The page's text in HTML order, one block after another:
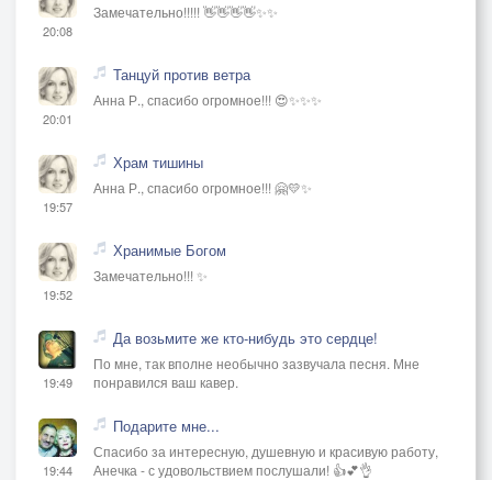
20:08
Замечательно!!!!! 👋👋👋👋✨✨
20:01
Танцуй против ветра
Анна Р., спасибо огромное!!! 😍✨✨✨
19:57
Храм тишины
Анна Р., спасибо огромное!!! 🤗💛✨
19:52
Хранимые Богом
Замечательно!!! ✨
19:49
Да возьмите же кто-нибудь это сердце!
По мне, так вполне необычно зазвучала песня. Мне
понравился ваш кавер.
19:44
Подарите мне...
Спасибо за интересную, душевную и красивую работу,
Анечка - с удовольствием послушали! 👍💕👌